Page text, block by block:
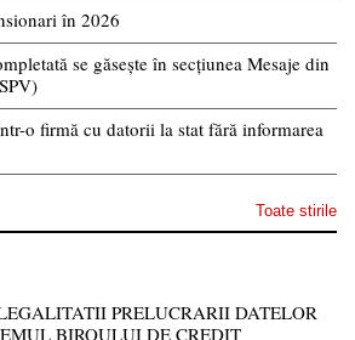
în 2026
se găsește în secțiunea Mesaje din
o firmă cu datorii la stat fără informarea
Toate stirile
PRELUCRARII DATELOR
BIROULUI DE CREDIT